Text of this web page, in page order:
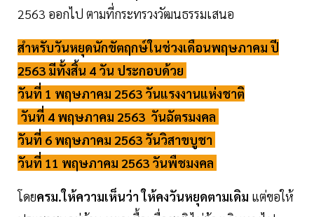
2563 ออกไป ตามที่กระทรวงวัฒนธรรมเสนอ
สำหรับวันหยุดนักขัตฤกษ์ในช่วงเดือนพฤษภาคม ปี
2563 มีทั้งสิ้น 4 วัน ประกอบด้วย
วันที่ 1 พฤษภาคม 2563 วันแรงงานแห่งชาติ
วันที่ 4 พฤษภาคม 2563 วันฉัตรมงคล
วันที่ 6 พฤษภาคม 2563 วันวิสาขบูชา
วันที่ 11 พฤษภาคม 2563 วันพืชมงคล
โดยครม.ให้ความเห็นว่า ให้คงวันหยุดตามเดิม แต่ขอให้